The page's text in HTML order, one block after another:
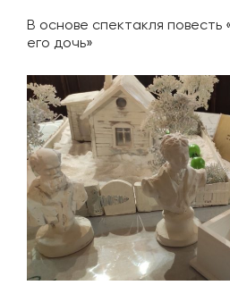
В основе спектакля повесть
его дочь»